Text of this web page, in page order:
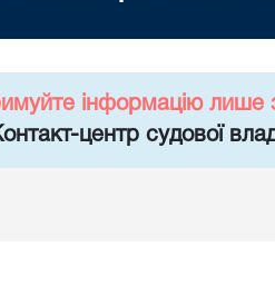
інформацію лише
центр судової